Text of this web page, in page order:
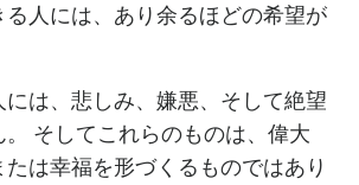
る人には、あり余るほどの希望が
は、悲しみ、嫌悪、そして絶望
。 そしてこれらのものは、偉大
は幸福を形づくるものではあり